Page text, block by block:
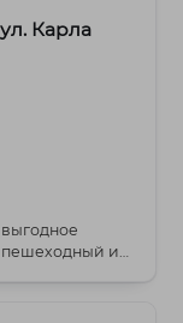
Карла
пешеходный и